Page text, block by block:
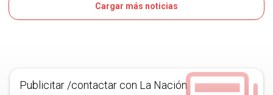
Cargar más noticias
Publicitar /contactar con La Nación